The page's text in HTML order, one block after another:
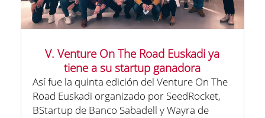
V. Venture On The Road Euskadi ya
tiene a su startup ganadora
Así fue la quinta edición del Venture On The
Road Euskadi organizado por SeedRocket,
BStartup de Banco Sabadell y Wayra de